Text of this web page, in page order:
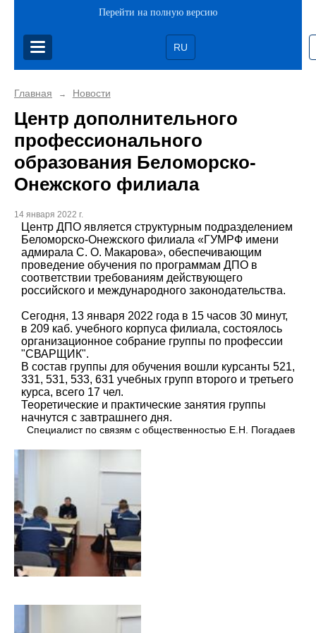
Перейти на полную версию
RU
Главная → Новости
Центр дополнительного
профессионального
образования Беломорско-
Онежского филиала
14 января 2022 г.
Центр ДПО является структурным подразделением
Беломорско-Онежского филиала «ГУМРФ имени
адмирала С. О. Макарова», обеспечивающим
проведение обучения по программам ДПО в
соответствии требованиям действующего
российского и международного законодательства.
Сегодня, 13 января 2022 года в 15 часов 30 минут,
в 209 каб. учебного корпуса филиала, состоялось
организационное собрание группы по профессии
"СВАРЩИК".
В состав группы для обучения вошли курсанты 521,
331, 531, 533, 631 учебных групп второго и третьего
курса, всего 17 чел.
Теоретические и практические занятия группы
начнутся с завтрашнего дня.
Специалист по связям с общественностью Е.Н. Погадаев